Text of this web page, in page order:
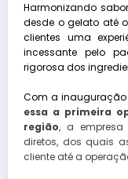
Harmonizando
desde o gelato até
clientes uma
incessante pelo
rigorosa dos
Com a inauguração
essa a primeira
região, a empresa
diretos, dos quais
cliente até a